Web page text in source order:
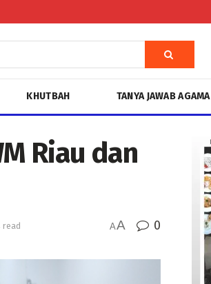
KHUTBAH TANYA JAWAB AGAMA
Riau dan
read AA 0